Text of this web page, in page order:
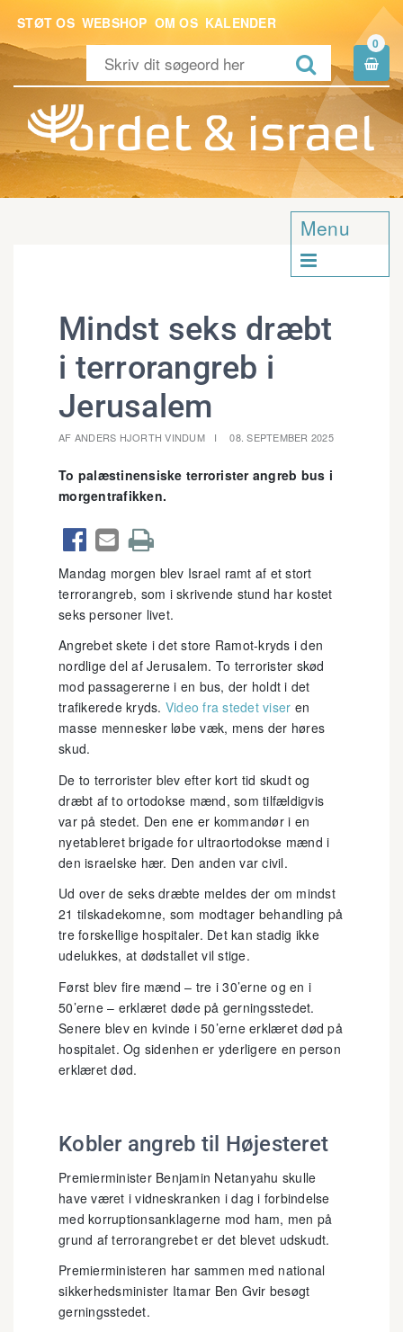
STØT OS WEBSHOP OM OS KALENDER

0

Menu

Mindst seks dræbt
i terrorangreb i
Jerusalem
AF ANDERS HJORTH VINDUM 08. SEPTEMBER 2025
To palæstinensiske terrorister angreb bus i
morgentrafikken.
  
Mandag morgen blev Israel ramt af et stort
terrorangreb, som i skrivende stund har kostet
seks personer livet.
Angrebet skete i det store Ramot-kryds i den
nordlige del af Jerusalem. To terrorister skød
mod passagererne i en bus, der holdt i det
trafikerede kryds. Video fra stedet viser en
masse mennesker løbe væk, mens der høres
skud.
De to terrorister blev efter kort tid skudt og
dræbt af to ortodokse mænd, som tilfældigvis
var på stedet. Den ene er kommandør i en
nyetableret brigade for ultraortodokse mænd i
den israelske hær. Den anden var civil.
Ud over de seks dræbte meldes der om mindst
21 tilskadekomne, som modtager behandling på
tre forskellige hospitaler. Det kan stadig ikke
udelukkes, at dødstallet vil stige.
Først blev fire mænd – tre i 30’erne og en i
50’erne – erklæret døde på gerningsstedet.
Senere blev en kvinde i 50’erne erklæret død på
hospitalet. Og sidenhen er yderligere en person
erklæret død.
Kobler angreb til Højesteret
Premierminister Benjamin Netanyahu skulle
have været i vidneskranken i dag i forbindelse
med korruptionsanklagerne mod ham, men på
grund af terrorangrebet er det blevet udskudt.
Premierministeren har sammen med national
sikkerhedsminister Itamar Ben Gvir besøgt
gerningsstedet.